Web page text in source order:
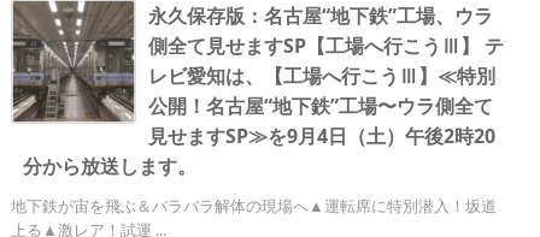
永久保存版：名古屋“地下鉄”工場、ウラ
側全て見せますSP【工場へ行こうⅢ】 テ
レビ愛知は、【工場へ行こうⅢ】≪特別
公開！名古屋“地下鉄”工場〜ウラ側全て
見せますSP≫を9月4日（土）午後2時20
分から放送します。
地下鉄が宙を飛ぶ＆バラバラ解体の現場へ▲運転席に特別潜入！坂道
上る▲激レア！試運 ...